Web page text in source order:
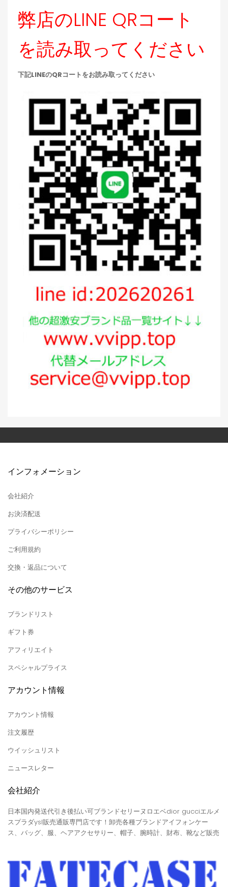
弊店のLINE QRコート
を読み取ってください
下記LINEのQRコートをお読み取ってください
インフォメーション
会社紹介
お決済配送
プライバシーポリシー
ご利用規約
交換・返品について
その他のサービス
ブランドリスト
ギフト券
アフィリエイト
スペシャルプライス
アカウント情報
アカウント情報
注文履歴
ウイッシュリスト
ニュースレター
会社紹介
日本国内発送代引き後払い可ブランドセリーヌロエベdior gucciエルメ
スプラダysl販売通販専門店です！卸売各種ブランドアイフォンケー
ス、バッグ、服、ヘアアクセサりー、帽子、腕時計、財布、靴など販売